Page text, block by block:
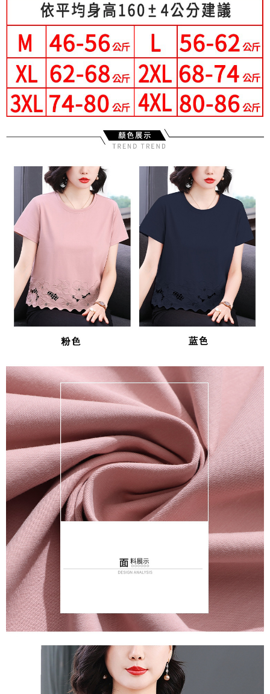
【注意事項】
1.本服務係由「台灣大哥大股份有限公司」（以下簡稱本公司）所提供，讓
用戶於交易時，得透過本服務購買商品或服務，並由商店將買賣／分期付款
買賣價金債權讓與本公司後，依約使用本公司帳單繳交帳款。
2.基於同意付款使用「大哥付你分期」之契約關係目的，商店將以您的個人
資料（包含姓名、電話或地址）提供予台灣大哥大進項蒐集、處理及利用，
由本公司與您本人進行分期帳單所需資料之確認、核對及更正。
3.完整用戶服務條款，請詳閱以下連結：https://oppay.tw/userRule
ATM／網路銀行／等多元方式進行付款，方視為交易完成。
※ 請注意：結帳手續完成當下不需立刻繳費，但若您需要取消訂單，請聯絡
後付繳納相關費用。
※ 交易是否成功請以「AFTEE先享後付 」之結帳頁面顯示為準，若有關於
是否繳費成功／繳費後需取消欲退款等相關疑問，請聯繫「AFTEE先享後付
客戶支援中心」
https://netprotections.freshdesk.com/support/home
【注意事項】
１．透過由恩沛科技股份有限公司提供之「AFTEE先享後付」服務完成之交
易，需依本服務之必要範圍內提供個人資料，並將交易相關給付款項請求債
權轉讓予恩沛科技股份有限公司。
２．關於個人資料處理事宜，請瀏覽以下網址：
「AFTEE先享後付」，若未經同意申辦者引起之損失，本公司不負相關責
４．使用「AFTEE先享後付」時，將依據個別帳號之用戶狀況，依本公司即
時審查核予不同之上限額度；若仍有額度不足之情形，本公司將視審查結果
請求用戶進行身份認證。
５．嚴禁一人註冊多個帳號或使用他人資訊註冊。若發現惡意使用之情形，
恩沛科技股份有限公司將有權停止該用戶之使用額度並採取法律行動。
付款後全家取貨
每筆NT$80，滿NT$699(含以上)免運費
付款後萊爾富取貨
每筆NT$80，滿NT$699(含以上)免運費
7-11付款取貨
每筆NT$80，滿NT$699(含以上)免運費
每筆NT$80，滿NT$699(含以上)免運費
宅配
每筆NT$70，滿NT$699(含以上)免運費
離島-郵局寄送
每筆NT$90，滿NT$699(含以上)免運費
國家/地區配送 查看運費